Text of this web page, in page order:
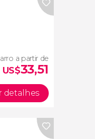
a partir de
US$33,51
detalhes